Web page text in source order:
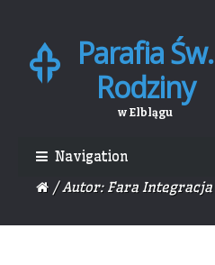
Skip
to
navigation
Skip
to
content
Parafia Św.
Rodziny
w Elblągu
Navigation
/ Autor: Fara Integracja